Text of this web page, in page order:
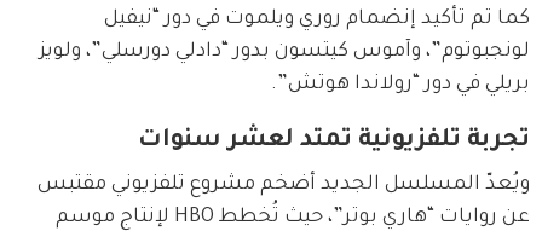
كما تم تأكيد إنضمام روري ويلموت في دور “نيفيل
لونجبوتوم”، وآموس كيتسون بدور “دادلي دورسلي”، ولويز
بريلي في دور “رولاندا هوتش”.
تجربة تلفزيونية تمتد لعشر سنوات
ويُعدّ المسلسل الجديد أضخم مشروع تلفزيوني مقتبس
عن روايات “هاري بوتر”، حيث تُخطط HBO لإنتاج موسم